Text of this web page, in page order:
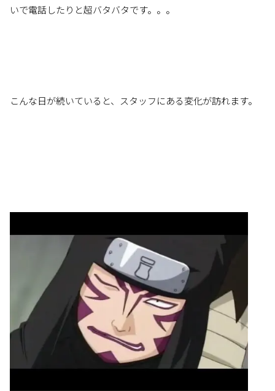
いで電話したりと超バタバタです。。。
こんな日が続いていると、スタッフにある変化が訪れます。